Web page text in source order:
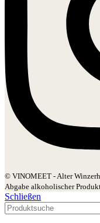
© VINOMEET - Alter
Abgabe alkoholischer
Schließen